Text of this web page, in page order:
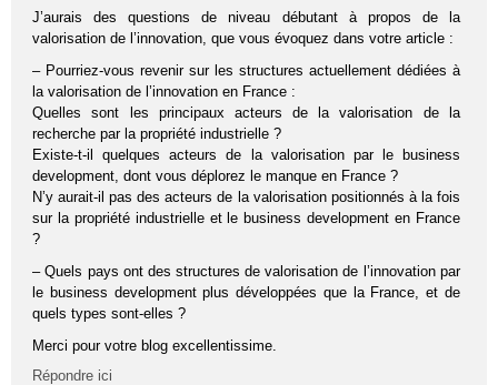
J’aurais des questions de niveau débutant à propos de la
valorisation de l’innovation, que vous évoquez dans votre article :
– Pourriez-vous revenir sur les structures actuellement dédiées à
la valorisation de l’innovation en France :
Quelles sont les principaux acteurs de la valorisation de la
recherche par la propriété industrielle ?
Existe-t-il quelques acteurs de la valorisation par le business
development, dont vous déplorez le manque en France ?
N’y aurait-il pas des acteurs de la valorisation positionnés à la fois
sur la propriété industrielle et le business development en France
?
– Quels pays ont des structures de valorisation de l’innovation par
le business development plus développées que la France, et de
quels types sont-elles ?
Merci pour votre blog excellentissime.
Répondre ici